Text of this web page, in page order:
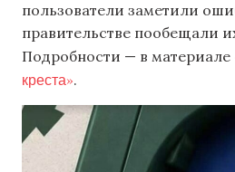
пользователи заметили
правительстве пообещали
Подробности — в материале
креста».